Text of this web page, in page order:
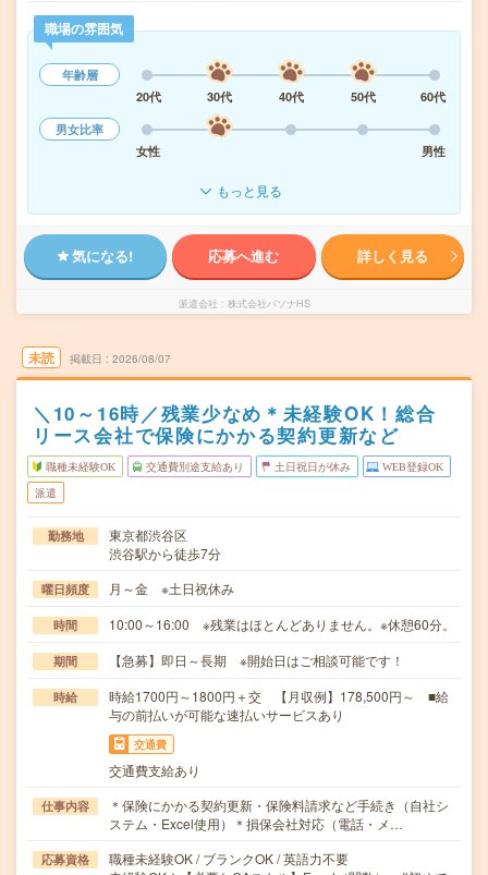
職場の雰囲気
年齢層
20代
30代 40代 50代
60代
男女比率
女性
男性
もっと見る
気になる! 応募へ進む 詳しく見る
派遣会社 株式会社パソナHS
未読 掲載日 2026/08/07
＼10～16時／残業少なめ＊未経験OK！総合
リース会社で保険にかかる契約更新など
職種未経験OK 交通費別途支給あり 土日祝日が休み WEB登録OK
派遣
勤務地
東京都渋谷区
渋谷駅から徒歩7分
曜日頻度 月～金 ※土日祝休み
時間 10:00～16:00 ※残業はほとんどありません。※休憩60分。
期間 【急募】即日～長期 ※開始日はご相談可能です！
時給
時給1700円～1800円＋交 【月収例】178,500円～ ■給
与の前払いが可能な速払いサービスあり
交通費
交通費支給あり
仕事内容
＊保険にかかる契約更新・保険料請求など手続き（自社シ
ステム・Excel使用）＊損保会社対応（電話・メ…
応募資格
職種未経験OK / ブランクOK / 英語力不要